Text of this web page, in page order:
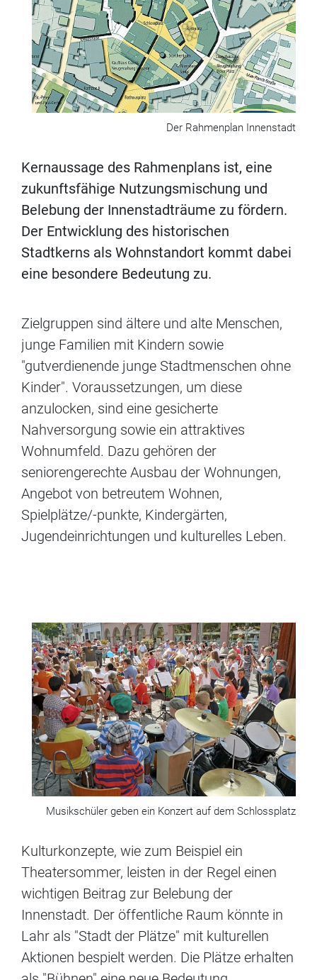
Der Rahmenplan Innenstadt
Kernaussage des Rahmenplans ist, eine
zukunftsfähige Nutzungsmischung und
Belebung der Innenstadträume zu fördern.
Der Entwicklung des historischen
Stadtkerns als Wohnstandort kommt dabei
eine besondere Bedeutung zu.
Zielgruppen sind ältere und alte Menschen,
junge Familien mit Kindern sowie
"gutverdienende junge Stadtmenschen ohne
Kinder". Voraussetzungen, um diese
anzulocken, sind eine gesicherte
Nahversorgung sowie ein attraktives
Wohnumfeld. Dazu gehören der
seniorengerechte Ausbau der Wohnungen,
Angebot von betreutem Wohnen,
Spielplätze/-punkte, Kindergärten,
Jugendeinrichtungen und kulturelles Leben.
Musikschüler geben ein Konzert auf dem Schlossplatz
Kulturkonzepte, wie zum Beispiel ein
Theatersommer, leisten in der Regel einen
wichtigen Beitrag zur Belebung der
Innenstadt. Der öffentliche Raum könnte in
Lahr als "Stadt der Plätze" mit kulturellen
Aktionen bespielt werden. Die Plätze erhalten